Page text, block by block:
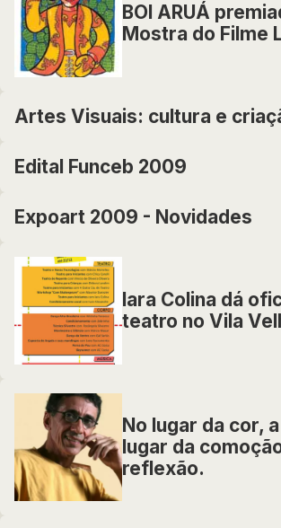
BOI ARUÁ
Mostra do Filme
Artes Visuais: cultura e
Edital Funceb 2009
Expoart 2009 - Novidades
Iara Colina dá
teatro no Vila
No lugar da cor,
lugar da
reflexão.